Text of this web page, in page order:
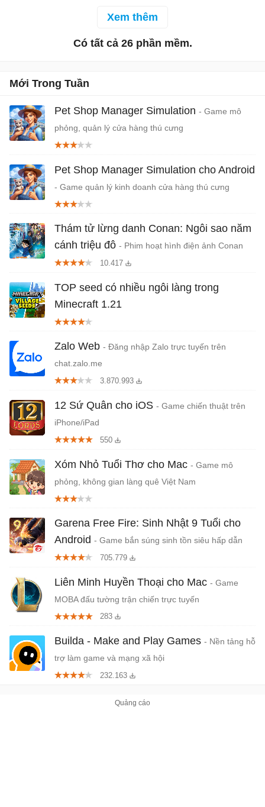
các anh hùng của mình
lấy bối cảnh là một thế
kích bởi các thành viên
Xem thêm
Có tất cả 26 phần mềm.
Mới Trong Tuần
Pet Shop Manager Simulation - Game mô
phỏng, quản lý cửa hàng thú cưng
Pet Shop Manager Simulation cho Android
- Game quản lý kinh doanh cửa hàng thú cưng
Thám tử lừng danh Conan: Ngôi sao năm
cánh triệu đô - Phim hoạt hình điện ảnh Conan
thứ 27
10.417
TOP seed có nhiều ngôi làng trong
Minecraft 1.21
Zalo Web - Đăng nhập Zalo trực tuyến trên
chat.zalo.me
3.870.993
12 Sứ Quân cho iOS - Game chiến thuật trên
iPhone/iPad
550
Xóm Nhỏ Tuổi Thơ cho Mac - Game mô
phỏng, không gian làng quê Việt Nam
Garena Free Fire: Sinh Nhật 9 Tuổi cho
Android - Game bắn súng sinh tồn siêu hấp dẫn
705.779
Liên Minh Huyền Thoại cho Mac - Game
MOBA đấu tường trận chiến trực tuyến
283
Builda - Make and Play Games - Nền tảng hỗ
trợ làm game và mạng xã hội
232.163